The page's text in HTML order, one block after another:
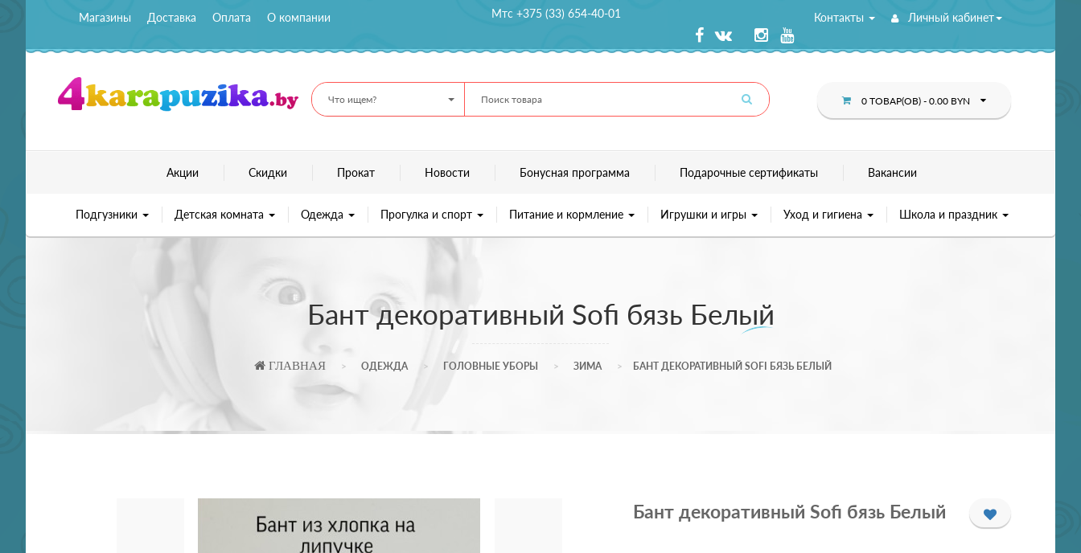
Магазины Доставка Оплата О компании Мтс +375 (33) 654-40-01 Контакты Личный кабинет
Что ищем? 0 ТОВАР(ОВ) - 0.00 BYN
Акции Скидки Прокат Новости Бонусная программа Подарочные сертификаты Вакансии
Подгузники Детская комната Одежда Прогулка и спорт Питание и кормление Игрушки и игры Уход и гигиена Школа и праздник
Бант декоративный Sofi бязь Белый
ГЛАВНАЯ ОДЕЖДА ГОЛОВНЫЕ УБОРЫ ЗИМА БАНТ ДЕКОРАТИВНЫЙ SOFI БЯЗЬ БЕЛЫЙ
Бант декоративный Sofi бязь Белый